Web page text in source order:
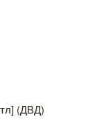
(ДВД)